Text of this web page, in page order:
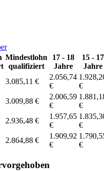
Mindestlohn
qualifiziert
17 - 18
Jahre
15 - 17
Jahre
3.085,11 €
2.056,74
€
€
3.009,88 €
2.006,59
€
€
2.936,48 €
1.957,65
€
€
2.864,88 €
1.909,92
€
€